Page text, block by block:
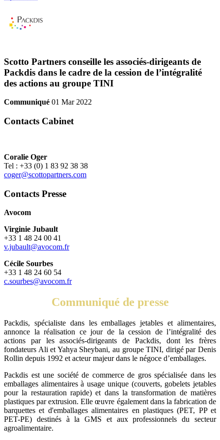
Scotto Partners conseille les associés-dirigeants de
Packdis dans le cadre de la cession de l’intégralité
des actions au groupe TINI
Communiqué 01 Mar 2022
Contacts Cabinet
Coralie Oger
Tel : +33 (0) 1 83 92 38 38
coger@scottopartners.com
Contacts Presse
Avocom
Virginie Jubault
+33 1 48 24 00 41
v.jubault@avocom.fr
Cécile Sourbes
+33 1 48 24 60 54
c.sourbes@avocom.fr
Communiqué de presse
Packdis, spécialiste dans les emballages jetables et alimentaires,
annonce la réalisation ce jour de la cession de l’intégralité des
actions par les associés-dirigeants de Packdis, dont les frères
fondateurs Ali et Yahya Sheybani, au groupe TINI, dirigé par Denis
Rollin depuis 1992 et acteur majeur dans le négoce d’emballages.
Packdis est une société de commerce de gros spécialisée dans les
emballages alimentaires à usage unique (couverts, gobelets jetables
pour la restauration rapide) et dans la transformation de matières
plastiques par extrusion. Elle œuvre également dans la fabrication de
barquettes et d'emballages alimentaires en plastiques (PET, PP et
PET-PE) destinés à la GMS et aux professionnels du secteur
agroalimentaire.